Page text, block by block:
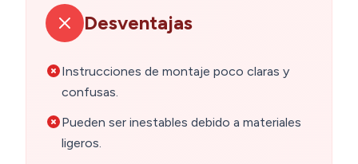
Desventajas
Instrucciones de montaje poco claras y
confusas.
Pueden ser inestables debido a materiales
ligeros.